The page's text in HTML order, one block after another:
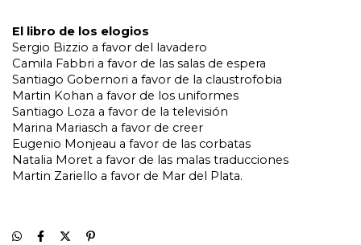
El libro de los elogios
Sergio Bizzio a favor del lavadero
Camila Fabbri a favor de las salas de espera
Santiago Gobernori a favor de la claustrofobia
Martin Kohan a favor de los uniformes
Santiago Loza a favor de la televisión
Marina Mariasch a favor de creer
Eugenio Monjeau a favor de las corbatas
Natalia Moret a favor de las malas traducciones
Martin Zariello a favor de Mar del Plata.